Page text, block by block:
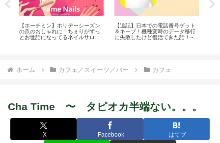
【ホーチミン】ホリデーシーズン
の爪のおしゃれに！ちぇりがずっ
とお世話になってるネイルサロン
【追記】日本での電話番号ゲット
＆キープ！機種変時のデータ移行
に失敗したけど復活できた話！~
ホーム カフェ／スイーツ／バー カフェ
Cha Time 〜 タピオカ半端ない。。。
X Facebook はてブ